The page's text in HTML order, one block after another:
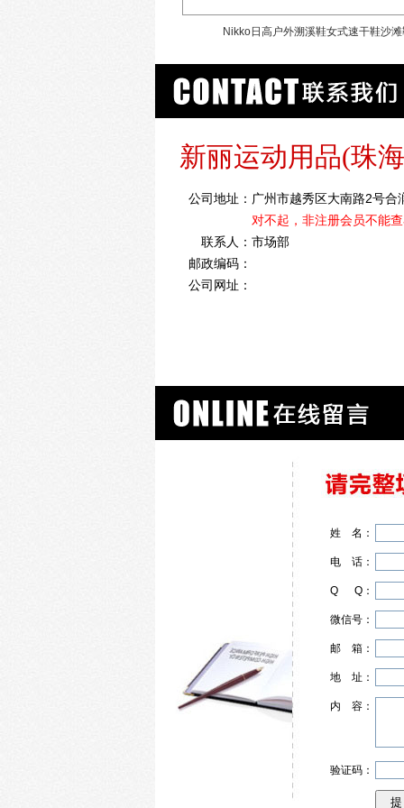
Nikko日高户外溯溪鞋女式速干鞋沙滩
新丽运动用品(珠
公司地址： 广州市越秀区大南路2号
对不起，非注册会员不能
联系人： 市场部
邮政编码：
公司网址：
姓 名 ：
电 话 ：
Q Q ：
微信号：
邮 箱 ：
地 址 ：
内 容 ：
验证码：